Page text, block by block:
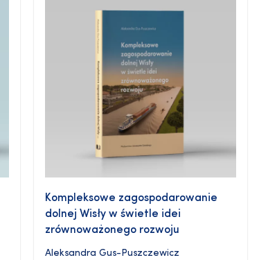
Kompleksowe zagospodarowanie
dolnej Wisły w świetle idei
zrównoważonego rozwoju
Aleksandra Gus-Puszczewicz